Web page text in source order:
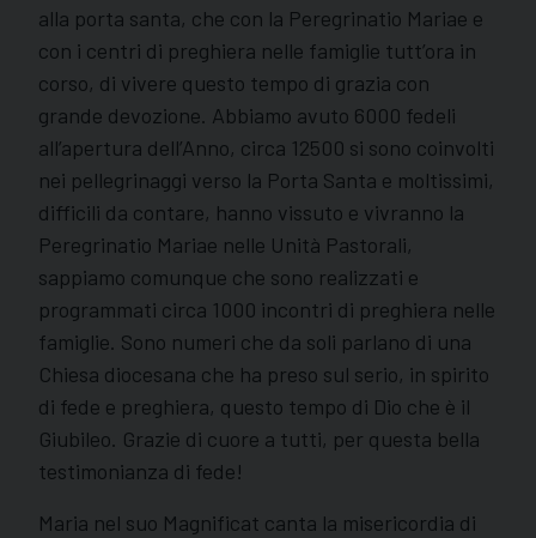
alla porta santa, che con la Peregrinatio Mariae e
con i centri di preghiera nelle famiglie tutt’ora in
corso, di vivere questo tempo di grazia con
grande devozione. Abbiamo avuto 6000 fedeli
all’apertura dell’Anno, circa 12500 si sono coinvolti
nei pellegrinaggi verso la Porta Santa e moltissimi,
difficili da contare, hanno vissuto e vivranno la
Peregrinatio Mariae nelle Unità Pastorali,
sappiamo comunque che sono realizzati e
programmati circa 1000 incontri di preghiera nelle
famiglie. Sono numeri che da soli parlano di una
Chiesa diocesana che ha preso sul serio, in spirito
di fede e preghiera, questo tempo di Dio che è il
Giubileo. Grazie di cuore a tutti, per questa bella
testimonianza di fede!
Maria nel suo Magnificat canta la misericordia di